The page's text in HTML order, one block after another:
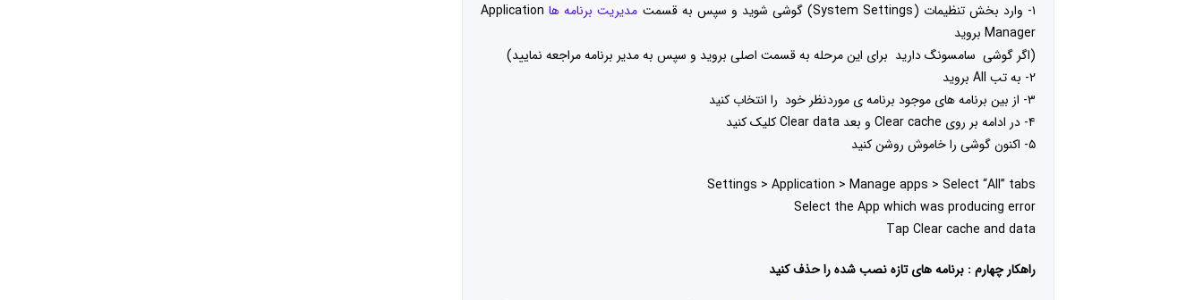
۱- وارد بخش تنظیمات (System Settings) گوشی شوید و سپس به قسمت
مدیریت برنامه ها Application
Manager بروید
(اگر گوشی سامسونگ دارید برای این مرحله به قسمت اصلی بروید و سپس به مدیر برنامه مراجعه نمایید)
۲- به تب All بروید
۳- از بین برنامه های موجود برنامه ی موردنظر خود را انتخاب کنید
۴- در ادامه بر روی Clear cache و بعد Clear data کلیک کنید
۵- اکنون گوشی را خاموش روشن کنید
Settings > Application > Manage apps > Select “All” tabs
Select the App which was producing error
Tap Clear cache and data
راهکار چهارم : برنامه های تازه نصب شده را حذف کنید